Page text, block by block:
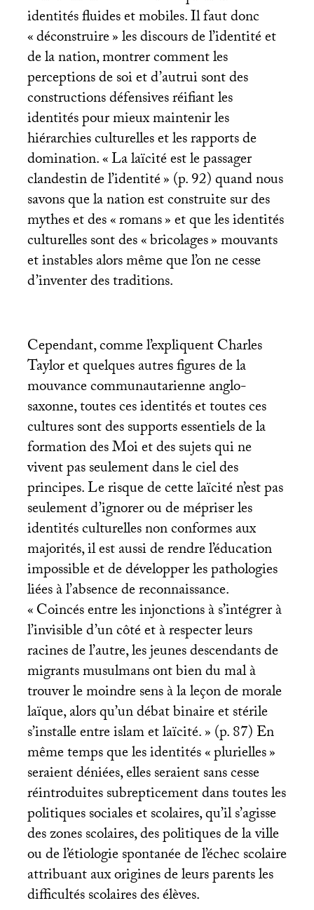
identités fluides et mobiles. Il faut donc
«déconstruire» les discours de l’identité et
de la nation, montrer comment les
perceptions de soi et d’autrui sont des
constructions défensives réifiant les
identités pour mieux maintenir les
hiérarchies culturelles et les rapports de
domination. «La laïcité est le passager
clandestin de l’identité» (p. 92) quand nous
savons que la nation est construite sur des
mythes et des «romans» et que les identités
culturelles sont des «bricolages» mouvants
et instables alors même que l’on ne cesse
d’inventer des traditions.
Cependant, comme l’expliquent Charles
Taylor et quelques autres figures de la
mouvance communautarienne anglo-
saxonne, toutes ces identités et toutes ces
cultures sont des supports essentiels de la
formation des Moi et des sujets qui ne
vivent pas seulement dans le ciel des
principes. Le risque de cette laïcité n’est pas
seulement d’ignorer ou de mépriser les
identités culturelles non conformes aux
majorités, il est aussi de rendre l’éducation
impossible et de développer les pathologies
liées à l’absence de reconnaissance.
«Coincés entre les injonctions à s’intégrer à
l’invisible d’un côté et à respecter leurs
racines de l’autre, les jeunes descendants de
migrants musulmans ont bien du mal à
trouver le moindre sens à la leçon de morale
laïque, alors qu’un débat binaire et stérile
s’installe entre islam et laïcité.» (p. 87) En
même temps que les identités «plurielles»
seraient déniées, elles seraient sans cesse
réintroduites subrepticement dans toutes les
politiques sociales et scolaires, qu’il s’agisse
des zones scolaires, des politiques de la ville
ou de l’étiologie spontanée de l’échec scolaire
attribuant aux origines de leurs parents les
difficultés scolaires des élèves.